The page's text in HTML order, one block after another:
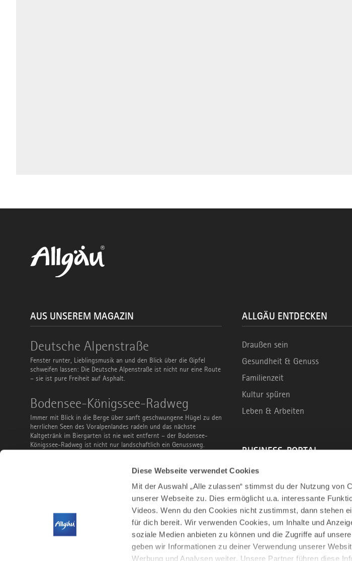
Diese Webseite verwendet Cookies
Mit der Auswahl „Alle zulassen“ stimmst du der Nutzung von
unserer Webseite zu. Dies ermöglicht u.a. interessante
Videos. Wenn du den Cookies nicht zustimmst, dann stehen
für dich bereit. Wir verwenden Cookies, um Inhalte und
soziale Medien anbieten zu können und die Zugriffe auf
geben wir Informationen zu deiner Verwendung unserer
Werbung und Analysen weiter. Unsere Partner führen diese
AUS UNSEREM MAGAZIN
Deutsche Alpenstraße
Fenster runter, Lieblingsmusik an und den Blick über die Gipfel
schweifen lassen: Die Deutsche Alpenstraße ist nicht nur eine Route
– sie ist pure Freiheit auf Asphalt.
Deutsche
Alpenstraße
Bodensee-Königssee-Radweg
Immer mit Blick in die Berge über sanft geschwungene Hügel zu den
herrlichen Seen des Voralpenlandes radeln und das nächste
Kaltgetränk im Biergarten ist nie weit entfernt – der Bodensee-
Königssee-Radweg ist nicht nur landschaftlich ein Genussweg.
Bodensee-
Königssee-
Radweg
Ausflüge mit Bus und Bahn
Du musst keinen Parkplatz suchen, kannst vor der Abreise sorglos
noch ein Bier bestellen und ist teilweise sogar gratis: Nutze Bus
und Bahn, um das Allgäu zu entdecken. Ob Familienausflug,
Stadtbesuch, Wanderung, Radtour oder Wintersport – hier findest
du ein paar Vorschläge.
ALLGÄU ENTDECKEN
Draußen sein
Gesundheit & Genuss
Familienzeit
Kultur spüren
Leben & Arbeiten
BUSINESS-PORTAL
Wirtschaftsstandort
Tourismus im Allgäu
Business Service: Angebote
Innovation und Gründung